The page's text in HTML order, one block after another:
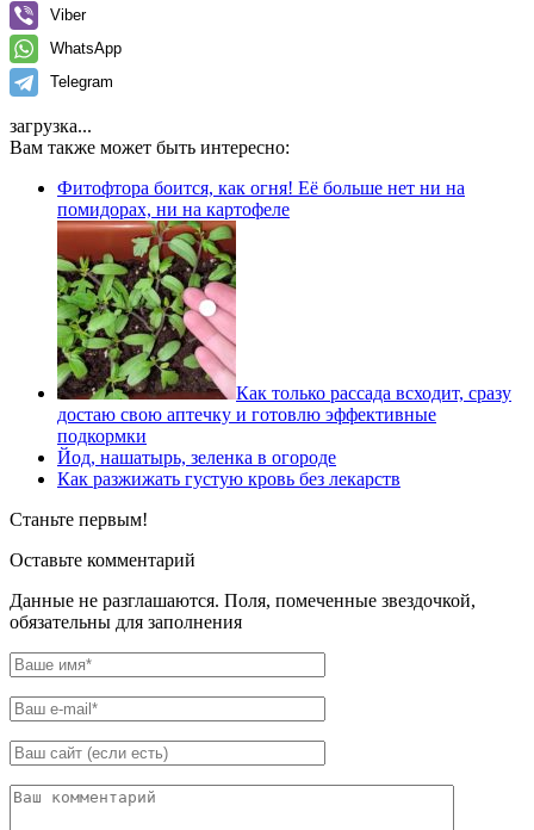
Viber
WhatsApp
Telegram
загрузка...
Вам также может быть интересно:
Фитофтора боится, как огня! Её больше нет ни на
помидорах, ни на картофеле
Как только рассада всходит, сразу
достаю свою аптечку и готовлю эффективные
подкормки
Йод, нашатырь, зеленка в огороде
Как разжижать густую кровь без лекарств
Станьте первым!
Оставьте комментарий
Данные не разглашаются. Поля, помеченные звездочкой,
обязательны для заполнения